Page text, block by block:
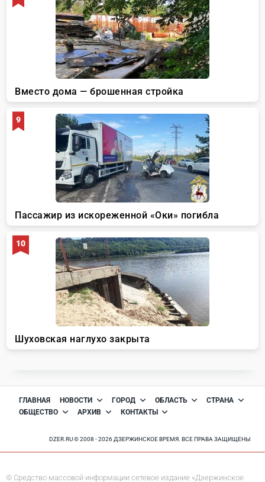
ГЛАВНАЯ НОВОСТИ ГОРОД ОБЛАСТЬ
СТРАНА
ОБЩЕСТВО
АРХИВ КОНТАКТЫ
DZER.RU © 2008 - 2026 ДЗЕРЖИНСКОЕ ВРЕМЯ. ВСЕ ПРАВА ЗАЩИЩЕНЫ
© Средство массовой информации сетевое издание «Дзержинское